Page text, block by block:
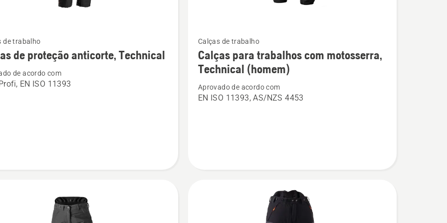
de trabalho
de proteção anticorte, Technical
de acordo com
EN ISO 11393
mais
detalhes
sobre
Calças
Calças de trabalho
Calças para trabalhos com motosserra,
Technical (homem)
Aprovado de acordo com
EN ISO 11393, AS/NZS 4453